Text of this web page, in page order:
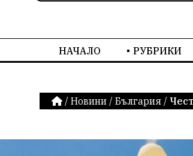
НАЧАЛО РУБРИКИ
/ Новини / България /